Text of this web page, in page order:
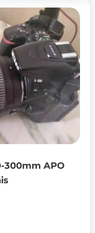
300mm APO